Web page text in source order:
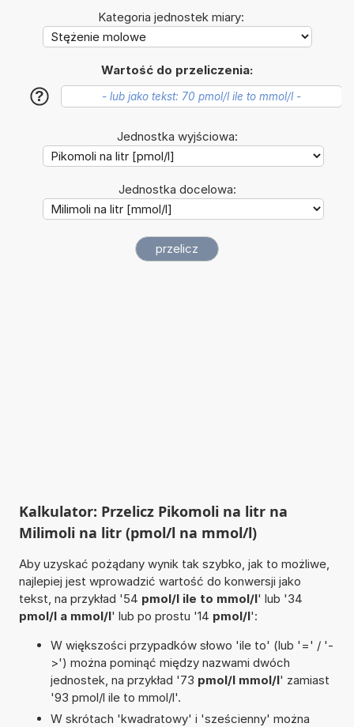
Kategoria jednostek miary:
Wartość do przeliczenia:
?
Jednostka wyjściowa:
Jednostka docelowa:
Kalkulator: Przelicz Pikomoli na litr na
Milimoli na litr (pmol/l na mmol/l)
Aby uzyskać pożądany wynik tak szybko, jak to możliwe,
najlepiej jest wprowadzić wartość do konwersji jako
tekst, na przykład '54 pmol/l ile to mmol/l' lub '34
pmol/l a mmol/l' lub po prostu '14 pmol/l':
W większości przypadków słowo 'ile to' (lub '=' / '-
>') można pominąć między nazwami dwóch
jednostek, na przykład '73 pmol/l mmol/l' zamiast
'93 pmol/l ile to mmol/l'.
W skrótach 'kwadratowy' i 'sześcienny' można